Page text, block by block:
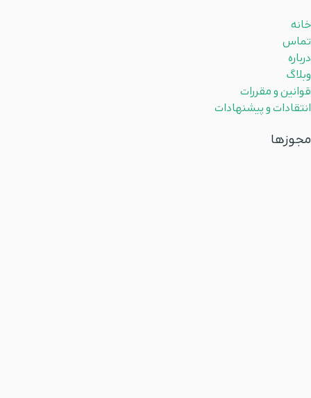
خانه
تماس
درباره
وبلاگ
قوانین و مقررات
انتقادات و پیشنهادات
مجوزها